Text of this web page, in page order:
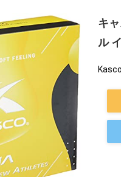
キ
ル
Kasco